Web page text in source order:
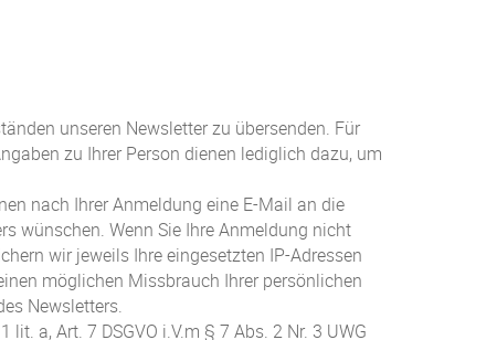
unseren Newsletter zu übersenden. Für
zu Ihrer Person dienen lediglich dazu, um
nach Ihrer Anmeldung eine E-Mail an die
wünschen. Wenn Sie Ihre Anmeldung nicht
wir jeweils Ihre eingesetzten IP-Adressen
möglichen Missbrauch Ihrer persönlichen
Newsletters.
a, Art. 7 DSGVO i.V.m § 7 Abs. 2 Nr. 3 UWG